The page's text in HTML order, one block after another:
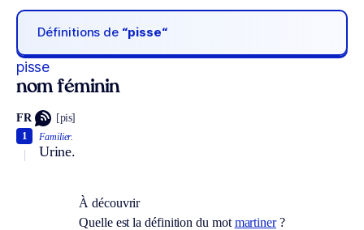
Définitions de “pisse“
pisse
nom féminin
FR [pis]
Familier.
Urine.
1
À découvrir
Quelle est la définition du mot martiner?